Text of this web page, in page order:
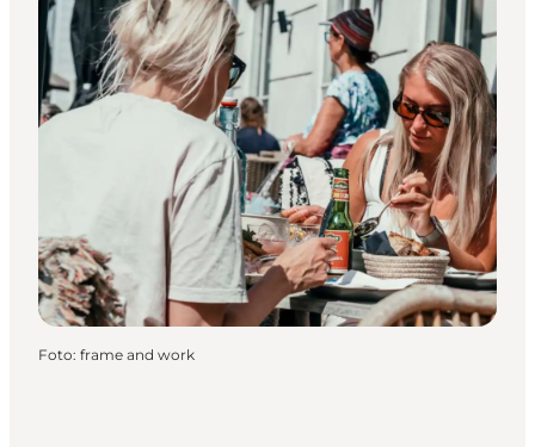
Foto: frame and work